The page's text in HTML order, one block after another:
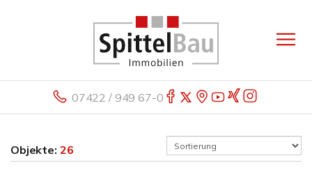
07422 / 949 67-0
Objekte: 26